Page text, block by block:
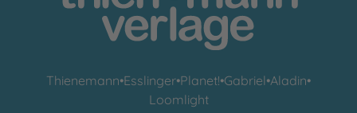
Thienemann•Esslinger•Planet!•Gabriel•Aladin•
Loomlight